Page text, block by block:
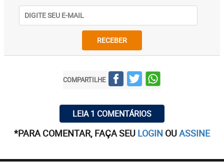
RECEBER
COMPARTILHE
LEIA 1 COMENTÁRIOS
*PARA COMENTAR, FAÇA SEU LOGIN OUASSINE